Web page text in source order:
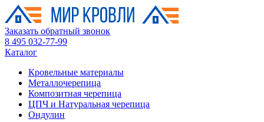
Заказать обратный звонок
8 495 032-77-99
Каталог
Кровельные материалы
Металлочерепица
Композитная черепица
ЦПЧ и Натуральная черепица
Ондулин